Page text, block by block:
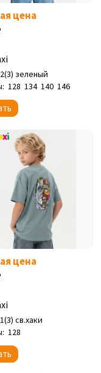
цена
зеленый
128 134 140 146
цена
св.хаки
128